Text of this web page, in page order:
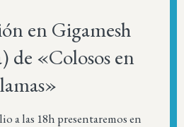
en Gigamesh
de «Colosos en
a las 18h presentaremos en